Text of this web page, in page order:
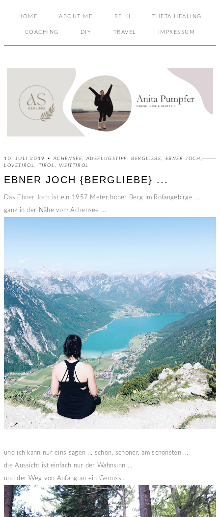
HOME ABOUT ME REIKI THETA HEALING
COACHING DIY TRAVEL IMPRESSUM
10. JULI 2019 • ACHENSEE AUSFLUGSTIPP ,BERGLIEBE EBNER JOCH ,
LOVETIROL
TIROL VISITTIROL
EBNER JOCH {BERGLIEBE} ...
Das Ebner Joch ist ein 1957 Meter hoher Berg im Rofangebirge ...
ganz in der Nähe vom Achensee ...
und ich kann nur eins sagen ... schön, schöner, am schönsten ...
die Aussicht ist einfach nur der Wahnsinn ...
und der Weg von Anfang an ein Genuss...